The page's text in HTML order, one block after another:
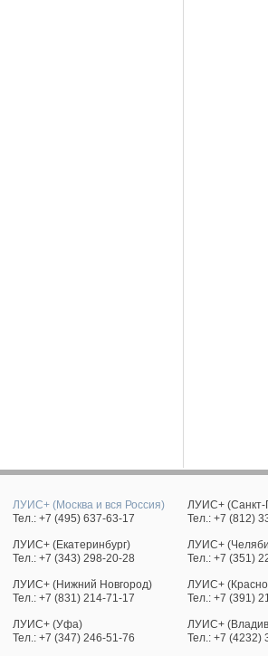
ЛУИС+ (Москва и вся Россия)
Тел.: +7 (495) 637-63-17
ЛУИС+ (Санкт-
Тел.: +7 (812)
ЛУИС+ (Екатеринбург)
Тел.: +7 (343) 298-20-28
ЛУИС+
Тел.: +7 (351)
ЛУИС+ (Нижний Новгород)
Тел.: +7 (831) 214-71-17
ЛУИС+
Тел.: +7 (391)
ЛУИС+ (Уфа)
Тел.: +7 (347) 246-51-76
ЛУИС+
Тел.: +7 (4232)